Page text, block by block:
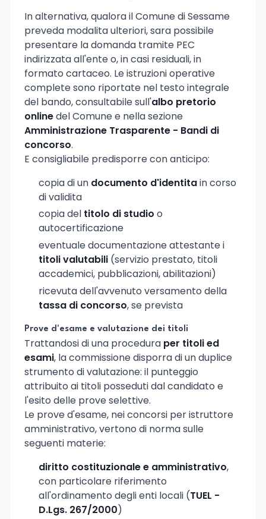
In alternativa, qualora il Comune di Sessame
preveda modalita ulteriori, sara possibile
presentare la domanda tramite PEC
indirizzata all'ente o, in casi residuali, in
formato cartaceo. Le istruzioni operative
complete sono riportate nel testo integrale
del bando, consultabile sull'albo pretorio
onlinedel Comune e nella sezione
Amministrazione Trasparente - Bandi di
concorso.
E consigliabile predisporre con anticipo:
copia di un documento d'identitain corso
di validita
copia del titolo di studio o
autocertificazione
eventuale documentazione attestante i
titoli valutabili (servizio prestato, titoli
accademici, pubblicazioni, abilitazioni)
ricevuta dell'avvenuto versamento della
tassa di concorso, se prevista
Prove d'esame e valutazione dei titoli
Trattandosi di una procedura per titoli ed
esami, la commissione disporra di un duplice
strumento di valutazione: il punteggio
attribuito ai titoli posseduti dal candidato e
l'esito delle prove selettive.
Le prove d'esame, nei concorsi per istruttore
amministrativo, vertono di norma sulle
seguenti materie:
diritto costituzionale e amministrativo,
con particolare riferimento
all'ordinamento degli enti locali (TUEL -
D.Lgs. 267/2000)